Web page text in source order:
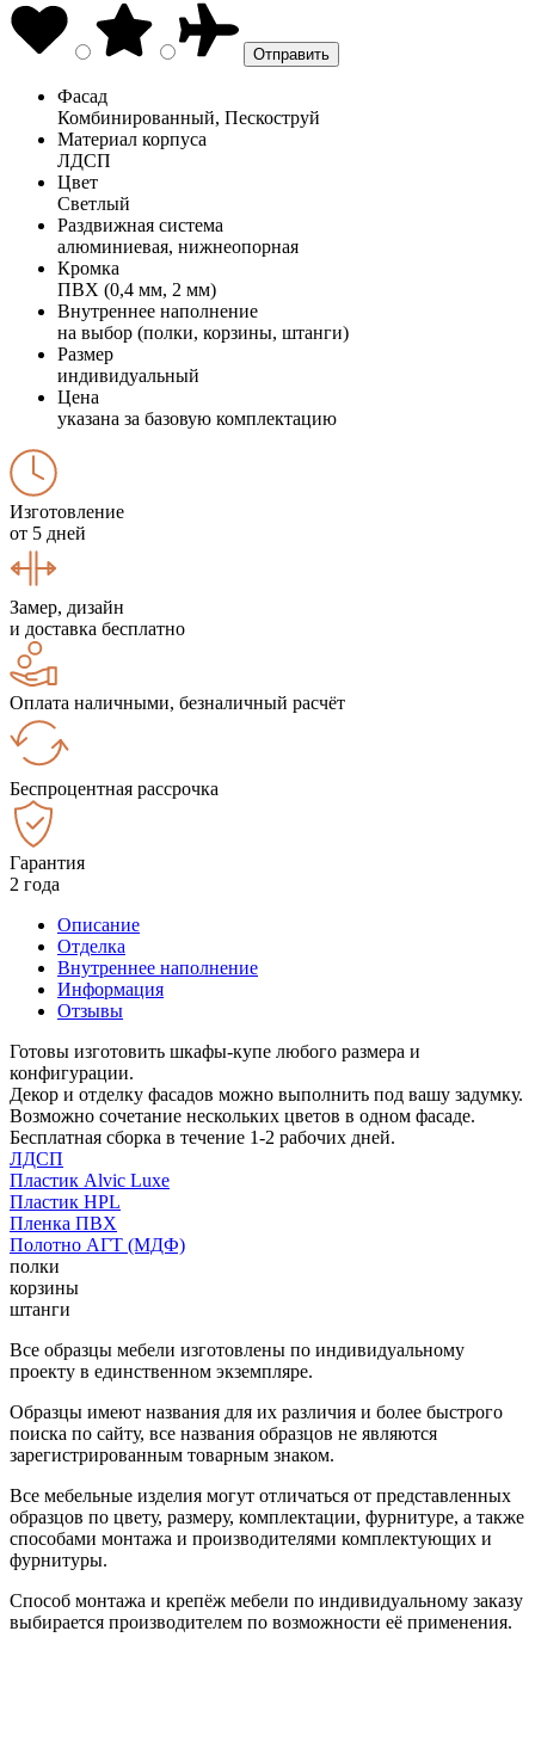
Фасад
Комбинированный, Пескоструй
Материал корпуса
ЛДСП
Цвет
Светлый
Раздвижная система
алюминиевая, нижнеопорная
Кромка
ПВХ (0,4 мм, 2 мм)
Внутреннее наполнение
на выбор (полки, корзины, штанги)
Размер
индивидуальный
Цена
указана за базовую комплектацию
Изготовление
от 5 дней
Замер, дизайн
и доставка бесплатно
Оплата наличными, безналичный расчёт
Беспроцентная рассрочка
Гарантия
2 года
Описание
Отделка
Внутреннее наполнение
Информация
Отзывы
Готовы изготовить шкафы-купе любого размера и
конфигурации.
Декор и отделку фасадов можно выполнить под вашу задумку.
Возможно сочетание нескольких цветов в одном фасаде.
Бесплатная сборка в течение 1-2 рабочих дней.
ЛДСП
Пластик Alvic Luxe
Пластик HPL
Пленка ПВХ
Полотно АГТ (МДФ)
полки
корзины
штанги
Все образцы мебели изготовлены по индивидуальному
проекту в единственном экземпляре.
Образцы имеют названия для их различия и более быстрого
поиска по сайту, все названия образцов не являются
зарегистрированным товарным знаком.
Все мебельные изделия могут отличаться от представленных
образцов по цвету, размеру, комплектации, фурнитуре, а также
способами монтажа и производителями комплектующих и
фурнитуры.
Способ монтажа и крепёж мебели по индивидуальному заказу
выбирается производителем по возможности её применения.